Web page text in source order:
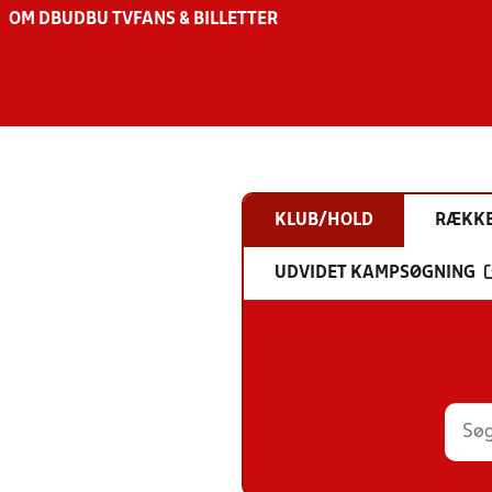
OM DBU DBU TV FANS & BILLETTER
KLUB/HOLD
UDVIDET KAMPSØGNING